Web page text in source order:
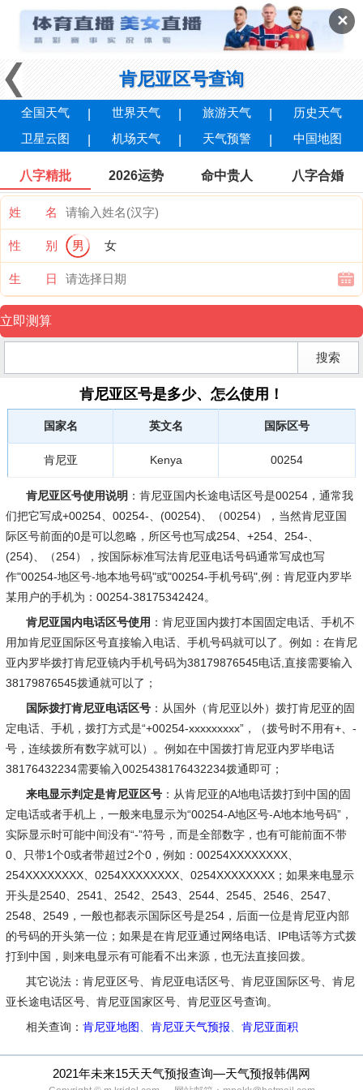
✕
肯尼亚区号查询
全国天气 世界天气 旅游天气
历史天气
卫星云图
机场天气 天气预警 中国地图
八字精批 2026运势 命中贵人 八字合婚
姓 名
性 别 男 女
生 日
肯尼亚区号是多少、怎么使用！
国家名 英文名 国际区号
肯尼亚 Kenya 00254
肯尼亚区号使用说明 ：肯尼亚国内长途电话区号是00254，通常我
们把它写成+00254、00254-、(00254)、（00254），当然肯尼亚国
际区号前面的0是可以忽略，所区号也写成254、+254、254-、
(254)、（254），按国际标准写法肯尼亚电话号码通常写成也写
作"00254-地区号-地本地号码"或"00254-手机号码",例：肯尼亚内罗毕
某用户的手机为：00254-38175342424。
肯尼亚国内电话区号使用 ：肯尼亚国内拨打本国固定电话、手机不
用加肯尼亚国际区号直接输入电话、手机号码就可以了。例如：在肯尼
亚内罗毕拨打肯尼亚镜内手机号码为38179876545电话,直接需要输入
38179876545拨通就可以了；
国际拨打肯尼亚电话区号：从国外（肯尼亚以外）拨打肯尼亚的固
定电话、手机，拨打方式是“+00254-xxxxxxxxx”，（拨号时不用有+、-
号，连续拨所有数字就可以）。例如在中国拨打肯尼亚内罗毕电话
38176432234需要输入0025438176432234拨通即可；
来电显示判定是肯尼亚区号：从肯尼亚的A地电话拨打到中国的固
定电话或者手机上，一般来电显示为“00254-A地区号-A地本地号码”，
实际显示时可能中间没有“-”符号，而是全部数字，也有可能前面不带
0、只带1个0或者带超过2个0，例如：00254XXXXXXXX、
254XXXXXXXX、0254XXXXXXXX、0254XXXXXXXX；如果来电显示
开头是2540、2541、2542、2543、2544、2545、2546、2547、
2548、2549，一般也都表示国际区号是254，后面一位是肯尼亚内部
的号码的开头第一位；如果是在肯尼亚通过网络电话、IP电话等方式拨
打到中国，则来电显示有可能看不出来源，也无法直接回拨。
其它说法：肯尼亚区号、肯尼亚电话区号、肯尼亚国际区号、肯尼
亚长途电话区号、肯尼亚国家区号、肯尼亚区号查询。
相关查询： 肯尼亚地图 肯尼亚天气预报 肯尼亚面积
2021年未来15天天气预报查询—天气预报韩偶网